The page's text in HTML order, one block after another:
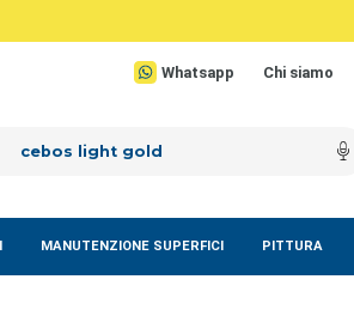
Whatsapp Chi siamo
MANUTENZIONE SUPERFICI PITTURA